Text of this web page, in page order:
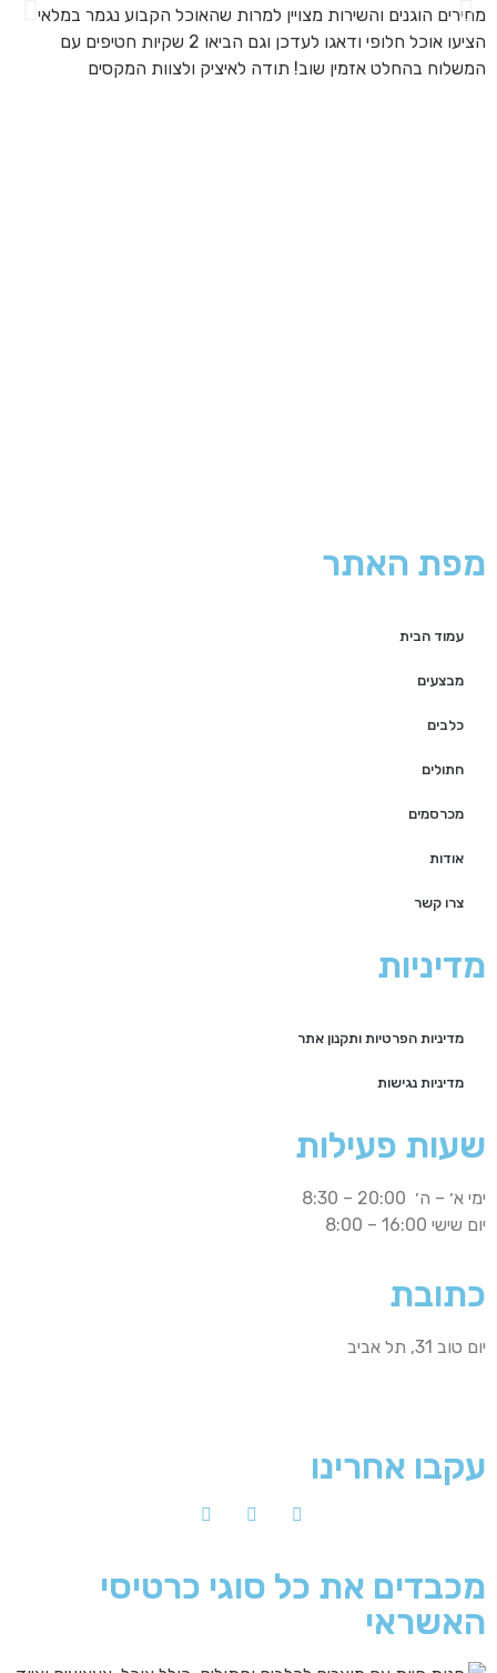
מחירים הוגנים והשירות מצויין למרות שהאוכל הקבוע נגמר במלאי
הציעו אוכל חלופי ודאגו לעדכן וגם הביאו 2 שקיות חטיפים עם
המשלוח בהחלט אזמין שוב! תודה לאיציק ולצוות המקסים
מפת האתר
עמוד הבית
מבצעים
כלבים
חתולים
מכרסמים
אודות
צרו קשר
מדיניות
מדיניות הפרטיות ותקנון אתר
מדיניות נגישות
שעות פעילות
ימי א׳ – ה׳ 20:00 – 8:30
יום שישי 16:00 – 8:00
כתובת
יום טוב 31, תל אביב
עקבו אחרינו
מכבדים את כל סוגי כרטיסי
האשראי